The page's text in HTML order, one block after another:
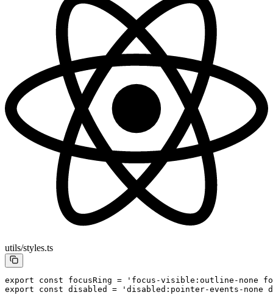
utils/styles.ts
export const focusRing = 'focus-visible:outline-none
export const disabled = 'disabled:pointer-events-none